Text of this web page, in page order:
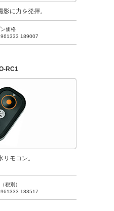
に力を発揮。
価格
189007
RC1
モコン。
税別）
183517